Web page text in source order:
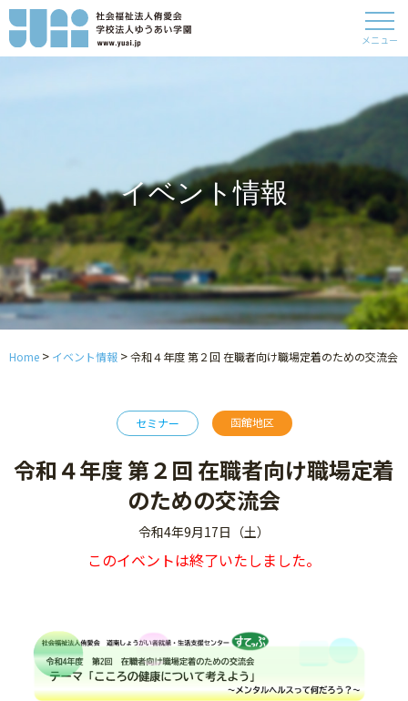
メニュー
イベント情報
Home > イベント情報 >令和４年度 第２回 在職者向け職場定着のための交流会
セミナー 函館地区
令和４年度 第２回 在職者向け職場定着
のための交流会
令和4年9月17日（土）
このイベントは終了いたしました。